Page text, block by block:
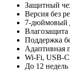
Защитный
Версия без
7-дюймовый
Влагозащита
Поддержка
Адаптивная
Wi-Fi, USB-C
До 12